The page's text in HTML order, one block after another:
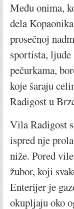
Među onima,
dela
prosečnoj
sportista,
pečurkama,
koje šaraju
Radigost u
Vila Radigost
ispred nje
niže. Pored
žubor, koji
Enterijer je
okupljaju oko